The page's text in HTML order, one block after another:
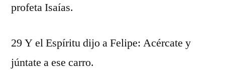
profeta Isaías.
29 Y el Espíritu dijo a Felipe: Acércate y
júntate a ese carro.